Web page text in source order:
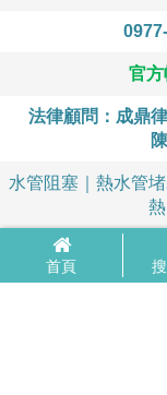
首頁
官
法律顧問：成鼎
水管阻塞｜熱水管